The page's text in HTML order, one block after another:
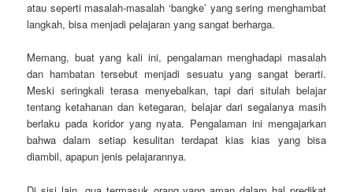
atau seperti masalah-masalah ‘bangke’ yang sering menghambat
langkah, bisa menjadi pelajaran yang sangat berharga.
Memang, buat yang kali ini, pengalaman menghadapi masalah
dan hambatan tersebut menjadi sesuatu yang sangat berarti.
Meski seringkali terasa menyebalkan, tapi dari situlah belajar
tentang ketahanan dan ketegaran, belajar dari segalanya masih
berlaku pada koridor yang nyata. Pengalaman ini mengajarkan
bahwa dalam setiap kesulitan terdapat kias kias yang bisa
diambil, apapun jenis pelajarannya.